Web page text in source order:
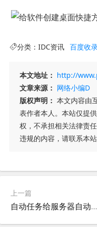
分类： IDC资讯 百度收
本文地址： http://
文章来源： 网络小编D
版权声明： 本文内容由
表作者本人。本站仅提
权，不承担相关法律责
违规的内容，请联系本站
上一篇
自动任务给服务器自动换IP,给服务器bat一键设置IP